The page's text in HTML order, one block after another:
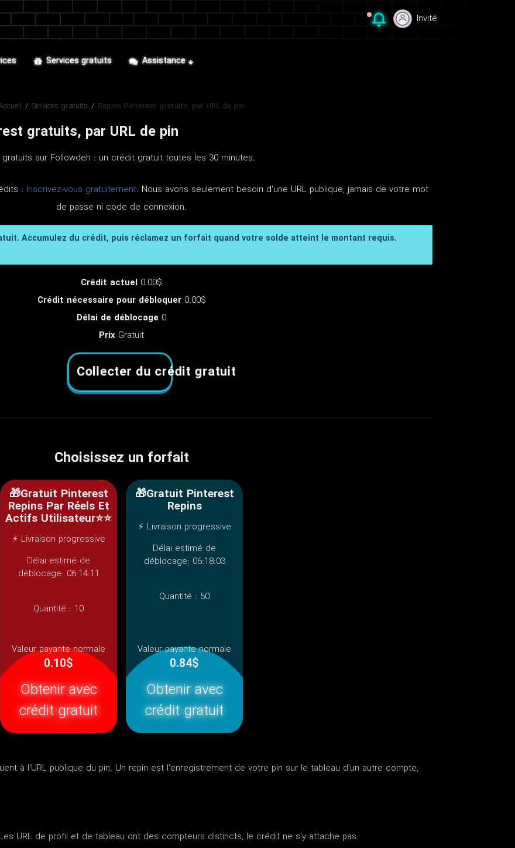
Invité
Services gratuits Assistance
/ Services gratuits / Repins Pinterest gratuits, par URL de pin
gratuits, par URL de pin
sur Followdeh : un crédit gratuit toutes les 30 minutes.
: Inscrivez-vous gratuitement. Nous avons seulement besoin d'une URL publique, jamais de votre mot
de passe ni code de connexion.
Accumulez du crédit, puis réclamez un forfait quand votre solde atteint le montant requis.
Crédit actuel 0.00$
Crédit nécessaire pour débloquer 0.00$
Délai de déblocage 0
Prix Gratuit
Collecter du crédit gratuit
Choisissez un forfait
🎁Gratuit Pinterest
Repins Par Réels Et
Actifs Utilisateur⭐⭐
⚡ Livraison progressive
Délai estimé de
déblocage: 06:14:11
Quantité : 10
Valeur payante normale
0.10$
Obtenir avec
crédit gratuit
🎁Gratuit Pinterest
Repins
⚡ Livraison progressive
Délai estimé de
déblocage: 06:18:03
Quantité : 50
Valeur payante normale
0.84$
Obtenir avec
crédit gratuit
à l'URL publique du pin. Un repin est l'enregistrement de votre pin sur le tableau d'un autre compte;
URL de profil et de tableau ont des compteurs distincts; le crédit ne s'y attache pas.